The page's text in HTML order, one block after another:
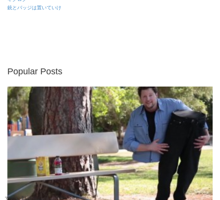
銃とバッジは置いていけ
Popular Posts
すごい動画